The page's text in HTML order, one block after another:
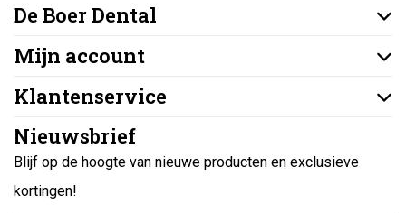
De Boer Dental
Mijn account
Klantenservice
Nieuwsbrief
Blijf op de hoogte van nieuwe producten en exclusieve
kortingen!